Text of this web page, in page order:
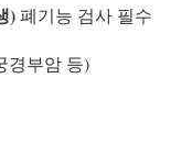
)폐기능 검사 필수
경부암 등)